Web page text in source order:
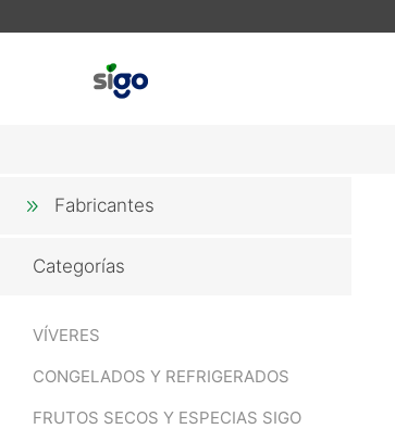
Fabricantes
Categorías
VÍVERES
CONGELADOS Y REFRIGERADOS
FRUTOS SECOS Y ESPECIAS SIGO